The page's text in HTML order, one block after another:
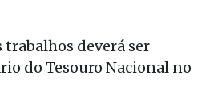
deverá ser
do Tesouro Nacional no